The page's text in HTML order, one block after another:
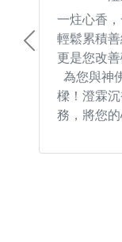
一炷心香
輕鬆累積
更是您改
為您與神
樑！澄霖
務，將您
Previous